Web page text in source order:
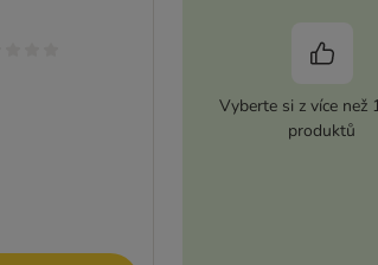
Vyberte si z více než
produktů